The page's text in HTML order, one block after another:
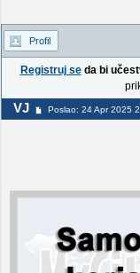
Profil
Registruj seda bi
VJ Poslao: 24 Apr 2025